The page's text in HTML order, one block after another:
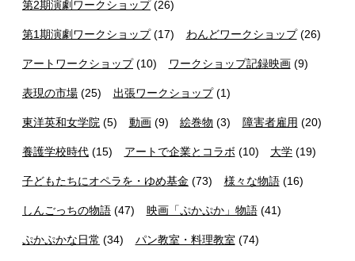
第2期演劇ワークショップ(26)
第1期演劇ワークショップ(17) わんどワークショップ(26)
アートワークショップ(10) ワークショップ記録映画(9)
表現の市場 (25) 出張ワークショップ(1)
東洋英和女学院 (5) 動画(9) 絵巻物 (3) 障害者雇用 (20)
養護学校時代 (15) アートで企業とコラボ (10) 大学 (19)
子どもたちにオペラを・ゆめ基金 (73) 様々な物語(16)
しんごっちの物語 (47) 映画「ぷかぷか」物語(41)
ぷかぷかな日常 (34) パン教室・料理教室 (74)